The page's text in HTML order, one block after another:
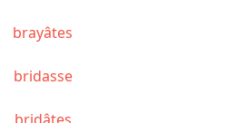
brayâtes
bridasse